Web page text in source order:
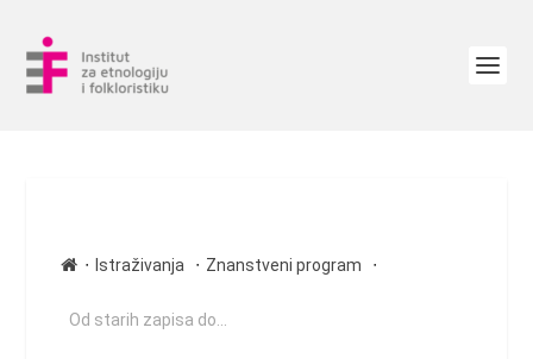
∙ Istraživanja ∙ Znanstveni program ∙
Od starih zapisa do...